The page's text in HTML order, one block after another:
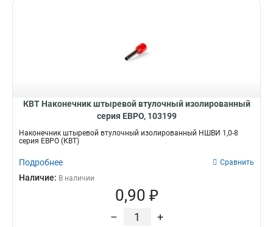
КВТ Наконечник штыревой втулочный изолированный
серия ЕВРО, 103199
Наконечник штыревой втулочный изолированный НШВИ 1,0-8
серия ЕВРО (КВТ)
Подробнее Сравнить
Наличие: В наличии
0,90 ₽
– +